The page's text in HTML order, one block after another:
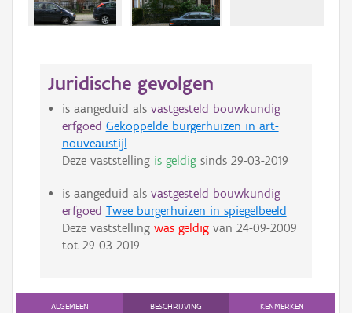
Juridische gevolgen
is aangeduid als vastgesteld bouwkundig
erfgoed Gekoppelde burgerhuizen in art-
nouveaustijl
Deze vaststelling is geldigsinds 29-03-2019
is aangeduid als vastgesteld bouwkundig
erfgoed Twee burgerhuizen in spiegelbeeld
Deze vaststelling was geldigvan 24-09-2009
tot 29-03-2019
ALGEMEEN BESCHRIJVING KENMERKEN